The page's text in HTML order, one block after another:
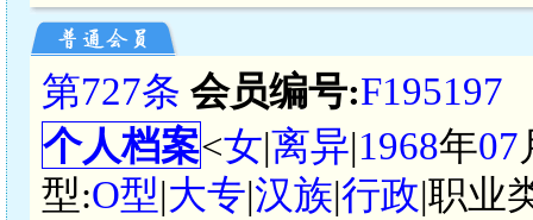
第727条 会员编号:F195197
个人档案<女|离异|1968年07
型:O型|大专|汉族|行政|职业